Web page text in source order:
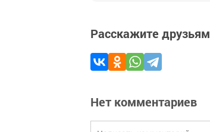
Расскажите друзьям
Нет комментариев